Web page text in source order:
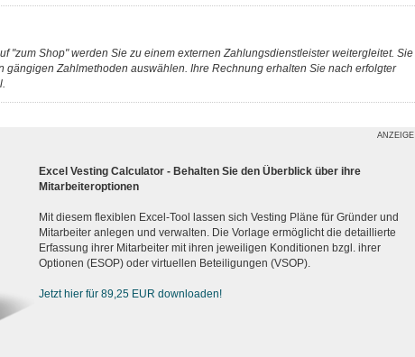
"zum Shop" werden Sie zu einem externen Zahlungsdienstleister weitergleitet. Sie
gängigen Zahlmethoden auswählen. Ihre Rechnung erhalten Sie nach erfolgter
ANZEIGE
Excel Vesting Calculator - Behalten Sie den Überblick über ihre
Mitarbeiteroptionen
Mit diesem flexiblen Excel-Tool lassen sich Vesting Pläne für Gründer und
Mitarbeiter anlegen und verwalten. Die Vorlage ermöglicht die detaillierte
Erfassung ihrer Mitarbeiter mit ihren jeweiligen Konditionen bzgl. ihrer
Optionen (ESOP) oder virtuellen Beteiligungen (VSOP).
Jetzt hier für 89,25 EUR downloaden!